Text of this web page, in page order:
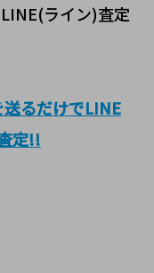
ライン)査定
送るだけでLINE
定!!